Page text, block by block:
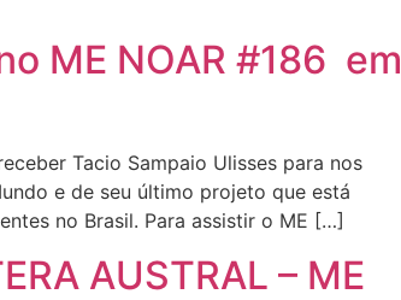
ME NOAR #186 em
Tacio Sampaio Ulisses para nos
e de seu último projeto que está
no Brasil. Para assistir o ME […]
AUSTRAL – ME